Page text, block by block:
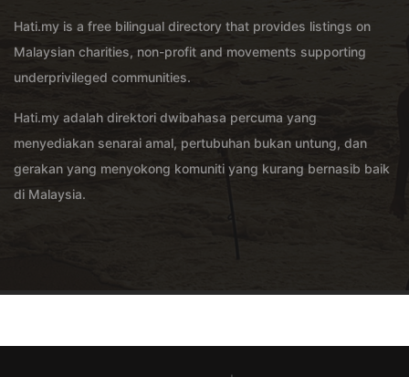
Hati.my is a free bilingual directory that provides listings on
Malaysian charities, non-profit and movements supporting
underprivileged communities.
Hati.my adalah direktori dwibahasa percuma yang
menyediakan senarai amal, pertubuhan bukan untung, dan
gerakan yang menyokong komuniti yang kurang bernasib baik
di Malaysia.